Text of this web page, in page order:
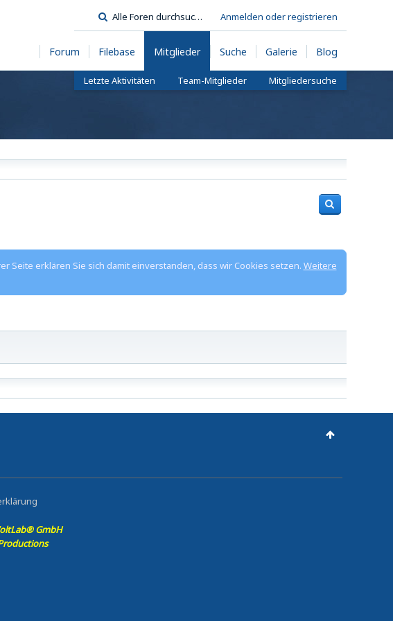
Anmelden oder registrieren
Forum Filebase Mitglieder
Letzte Aktivitäten Team-Mitglieder Mitgliedersuche
Suche Galerie Blog
Seite erklären Sie sich damit einverstanden, dass wir Cookies setzen. Weitere
GmbH